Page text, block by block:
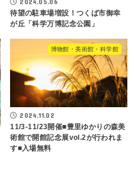
待望の駐車場増設！つくば市御幸
が丘「科学万博記念公園」
博物館・美術館・科学館
2024.11.02
11/3-11/23開催■豊里ゆかりの森美
術館で開館記念展vol.2が行われま
す■入場無料